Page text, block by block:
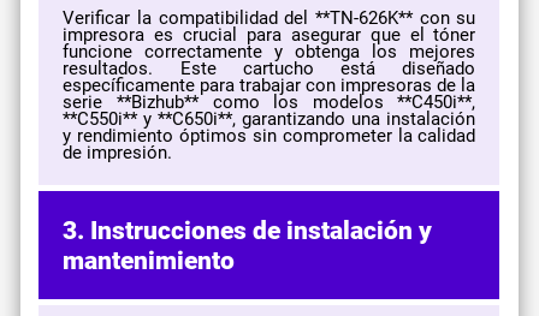
Verificar la compatibilidad del **TN-626K** con su
impresora es crucial para asegurar que el tóner
funcione correctamente y obtenga los mejores
resultados. Este cartucho está diseñado
específicamente para trabajar con impresoras de la
serie **Bizhub** como los modelos **C450i**,
**C550i** y **C650i**, garantizando una instalación
y rendimiento óptimos sin comprometer la calidad
de impresión.
3. Instrucciones de instalación y
mantenimiento